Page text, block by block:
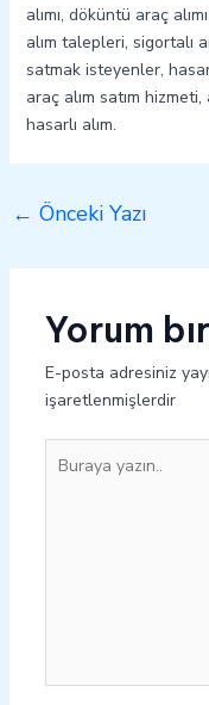
alımı, döküntü araç
alım talepleri, sigortalı
satmak isteyenler, hasar
araç alım satım
hasarlı alım.
← Önceki Yazı
Yorum
E-posta adresiniz
işaretlenmişlerdir
yazın..